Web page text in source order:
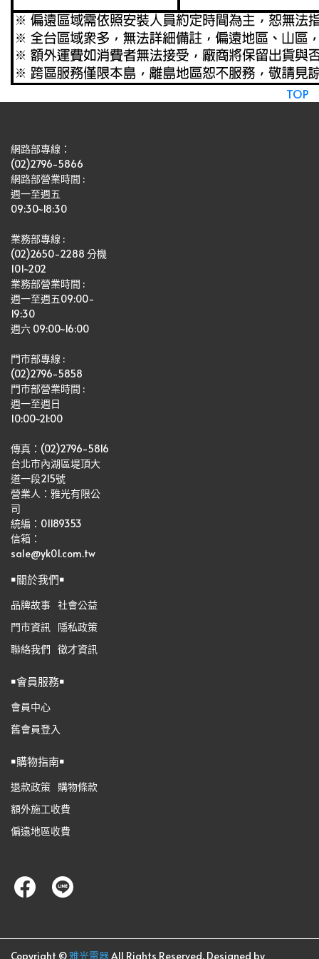
TOP
網路部專線：
(02)2796-5866
網路部營業時間 :
週一至週五
09:30~18:30
業務部專線 :
(02)2650-2288 分機
101~202
業務部營業時間 :
週一至週五09:00-
19:30
週六 09:00~16:00
門市部專線 :
(02)2796-5858
門市部營業時間 :
週一至週日
10:00~21:00
傳真：(02)2796-5816
台北市內湖區堤頂大
道一段215號
營業人：雅光有限公
司
統編：01189353
信箱：
sale@yk01.com.tw
￭關於我們￭
品牌故事 社會公益
門市資訊 隱私政策
聯絡我們 徵才資訊
￭會員服務￭
會員中心
舊會員登入
￭購物指南￭
退款政策 購物條款
額外施工收費
偏遠地區收費
Copyright ©雅光電器All Rights Reserved. Designed by